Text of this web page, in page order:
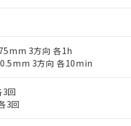
3方向 各1h
3方向 各10min
3回
3回
を指します。
（10物質）の非含有証明書
有証明書（当社基準）
令のフタル酸エステル類４物
ら備考欄に対応日を記載してお
応品への在庫切替を完了し
ます。